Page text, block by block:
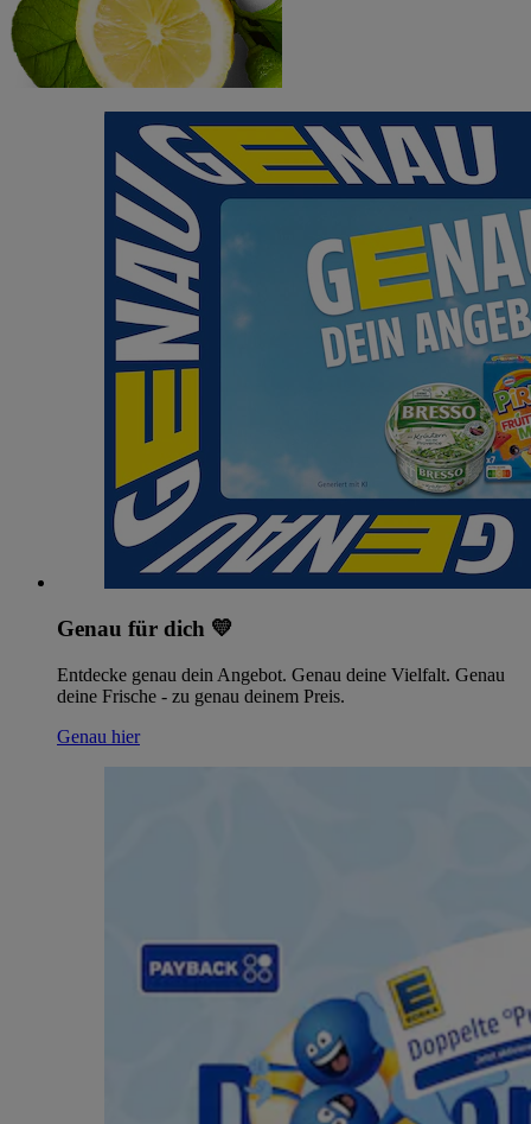
Genau für dich 💛
Entdecke genau dein Angebot. Genau deine Vielfalt. Genau
deine Frische - zu genau deinem Preis.
Genau hier